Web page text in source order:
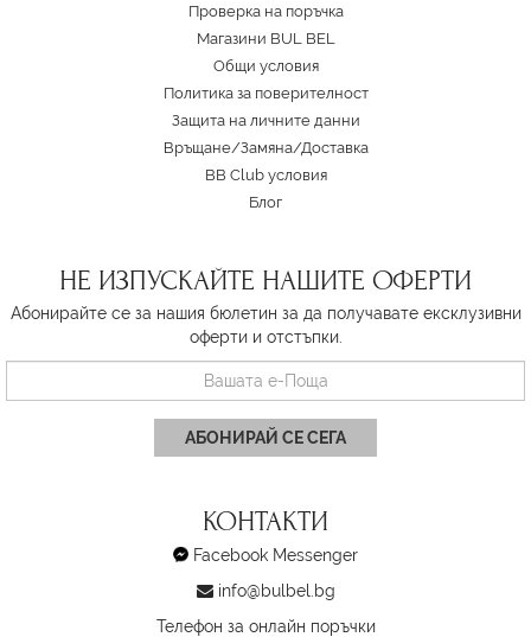
Проверка на поръчка
Магазини BUL BEL
Oбщи условия
Политика за поверителност
Защита на личните данни
Връщане/Замяна/Доставка
BB Club условия
Блог
НЕ ИЗПУСКАЙТЕ НАШИТЕ ОФЕРТИ
Абонирайте се за нашия бюлетин за да получавате ексклузивни
оферти и отстъпки.
АБОНИРАЙ СЕ СЕГА
КОНТАКТИ
Facebook Messenger
info@bulbel.bg
Телефон за онлайн поръчки